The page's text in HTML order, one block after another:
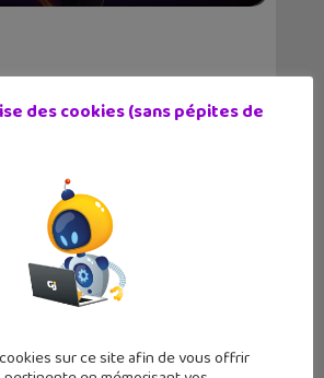
des cookies (sans pépites de
sur ce site afin de vous offrir